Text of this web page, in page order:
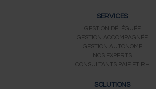
SERVICES
GESTION DÉLÉGUÉE
GESTION ACCOMPAGNÉE
GESTION AUTONOME
NOS EXPERTS
CONSULTANTS PAIE ET RH
SOLUTIONS